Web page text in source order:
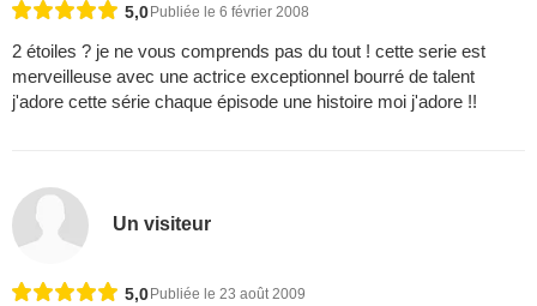
5,0 Publiée le 6 février 2008
2 étoiles ? je ne vous comprends pas du tout ! cette serie est
merveilleuse avec une actrice exceptionnel bourré de talent
j'adore cette série chaque épisode une histoire moi j'adore !!
Un visiteur
5,0 Publiée le 23 août 2009